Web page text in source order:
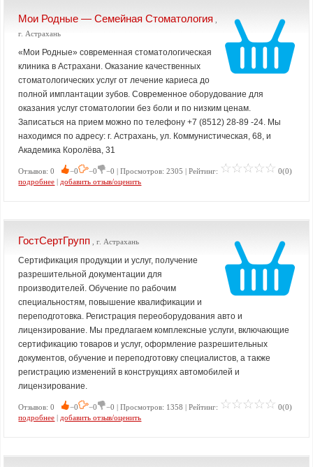
Мои Родные — Семейная Стоматология
г. Астрахань
«Мои Родные» современная стоматологическая
клиника в Астрахани. Оказание качественных
стоматологических услуг от лечение кариеса до
полной имплантации зубов. Современное оборудование для
оказания услуг стоматологии без боли и по низким ценам.
Записаться на прием можно по телефону +7 (8512) 28-89 -24. Мы
находимся по адресу: г. Астрахань, ул. Коммунистическая, 68, и
Академика Королёва, 31
Отзывов: 0 −0 −0 −0 | Просмотров: 2305 | Рейтинг:
0(0)
подробнее | добавить отзыв/оценить
ГостСертГрупп , г. Астрахань
Сертификация продукции и услуг, получение
разрешительной документации для
производителей. Обучение по рабочим
специальностям, повышение квалификации и
переподготовка. Регистрация переоборудования авто и
лицензирование. Мы предлагаем комплексные услуги, включающие
сертификацию товаров и услуг, оформление разрешительных
документов, обучение и переподготовку специалистов, а также
регистрацию изменений в конструкциях автомобилей и
лицензирование.
Отзывов: 0 −0 −0 −0 | Просмотров: 1358 | Рейтинг:
0(0)
подробнее | добавить отзыв/оценить